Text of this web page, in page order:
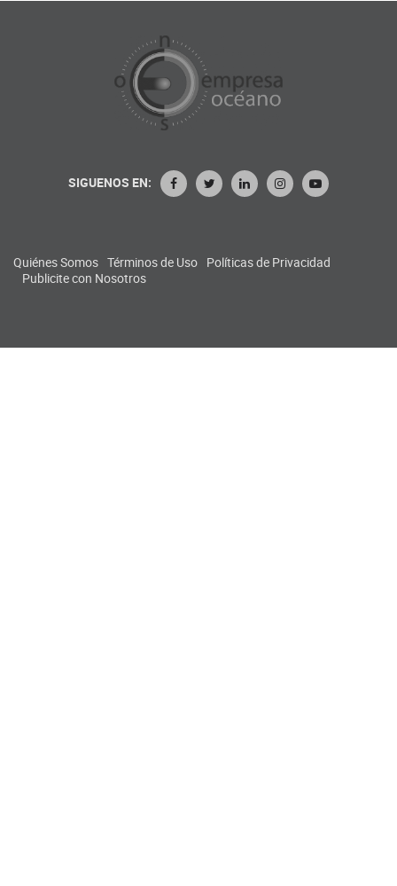
SIGUENOS EN:
Quiénes Somos Términos de Uso Políticas de Privacidad
Publicite con Nosotros